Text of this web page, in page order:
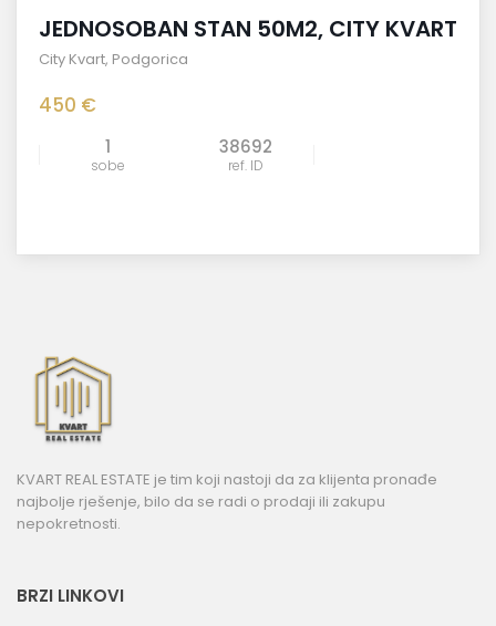
JEDNOSOBAN STAN 50M2, CITY KVART
City Kvart, Podgorica
450 €
1
sobe
38692
ref. ID
KVART REAL ESTATE je tim koji nastoji da za klijenta pronađe
najbolje rješenje, bilo da se radi o prodaji ili zakupu
nepokretnosti.
BRZI LINKOVI